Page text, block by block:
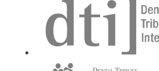
Guided Biofilm Therapy като
ключ за по-резултатна
практика
Dr. Boris Radenkov